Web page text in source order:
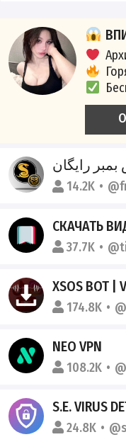
رایگان
14.2K
СКАЧАТЬ
37.7K
XSOS BOT |
174.8K
NEO VPN
108.2K
S.E. VIRUS
24.8K